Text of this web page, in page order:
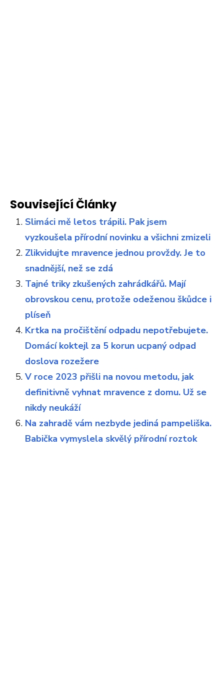
Související Články
Slimáci mě letos trápili. Pak jsem
vyzkoušela přírodní novinku a všichni zmizeli
Zlikvidujte mravence jednou provždy. Je to
snadnější, než se zdá
Tajné triky zkušených zahrádkářů. Mají
obrovskou cenu, protože odeženou škůdce i
plíseň
Krtka na pročištění odpadu nepotřebujete.
Domácí koktejl za 5 korun ucpaný odpad
doslova rozežere
V roce 2023 přišli na novou metodu, jak
definitivně vyhnat mravence z domu. Už se
nikdy neukáží
Na zahradě vám nezbyde jediná pampeliška.
Babička vymyslela skvělý přírodní roztok